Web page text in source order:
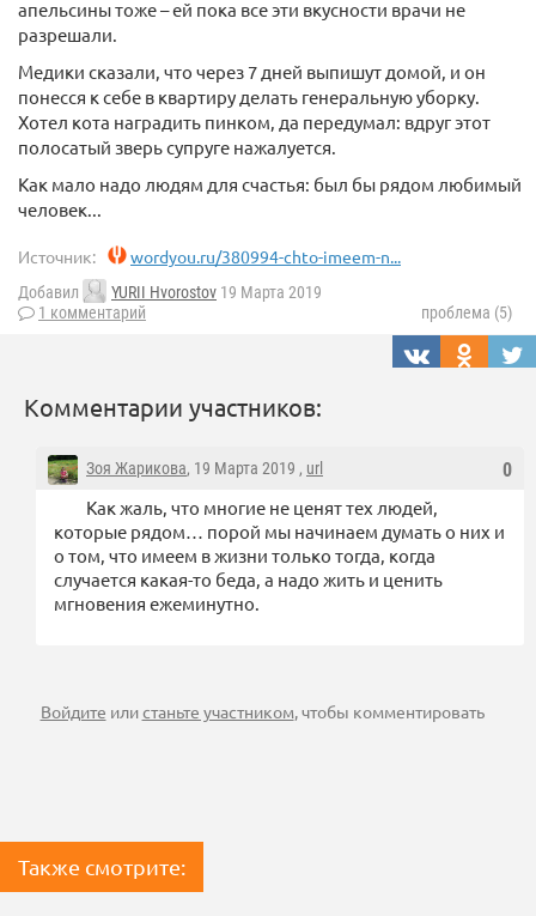
апельсины тоже – ей пока все эти вкусности врачи не
разрешали.
Медики сказали, что через 7 дней выпишут домой, и он
понесся к себе в квартиру делать генеральную уборку.
Хотел кота наградить пинком, да передумал: вдруг этот
полосатый зверь супруге нажалуется.
Как мало надо людям для счастья: был бы рядом любимый
человек...
Источник: wordyou.ru/380994-chto-imeem-n...
Добавил YURII Hvorostov 19 Марта 2019
1 комментарий
проблема (5)
Комментарии участников:
0
Зоя Жарикова, 19 Марта 2019 , url
Как жаль, что многие не ценят тех людей,
которые рядом… порой мы начинаем думать о них и
о том, что имеем в жизни только тогда, когда
случается какая-то беда, а надо жить и ценить
мгновения ежеминутно.
Войдите илистаньте участником, чтобы комментировать
Также смотрите: